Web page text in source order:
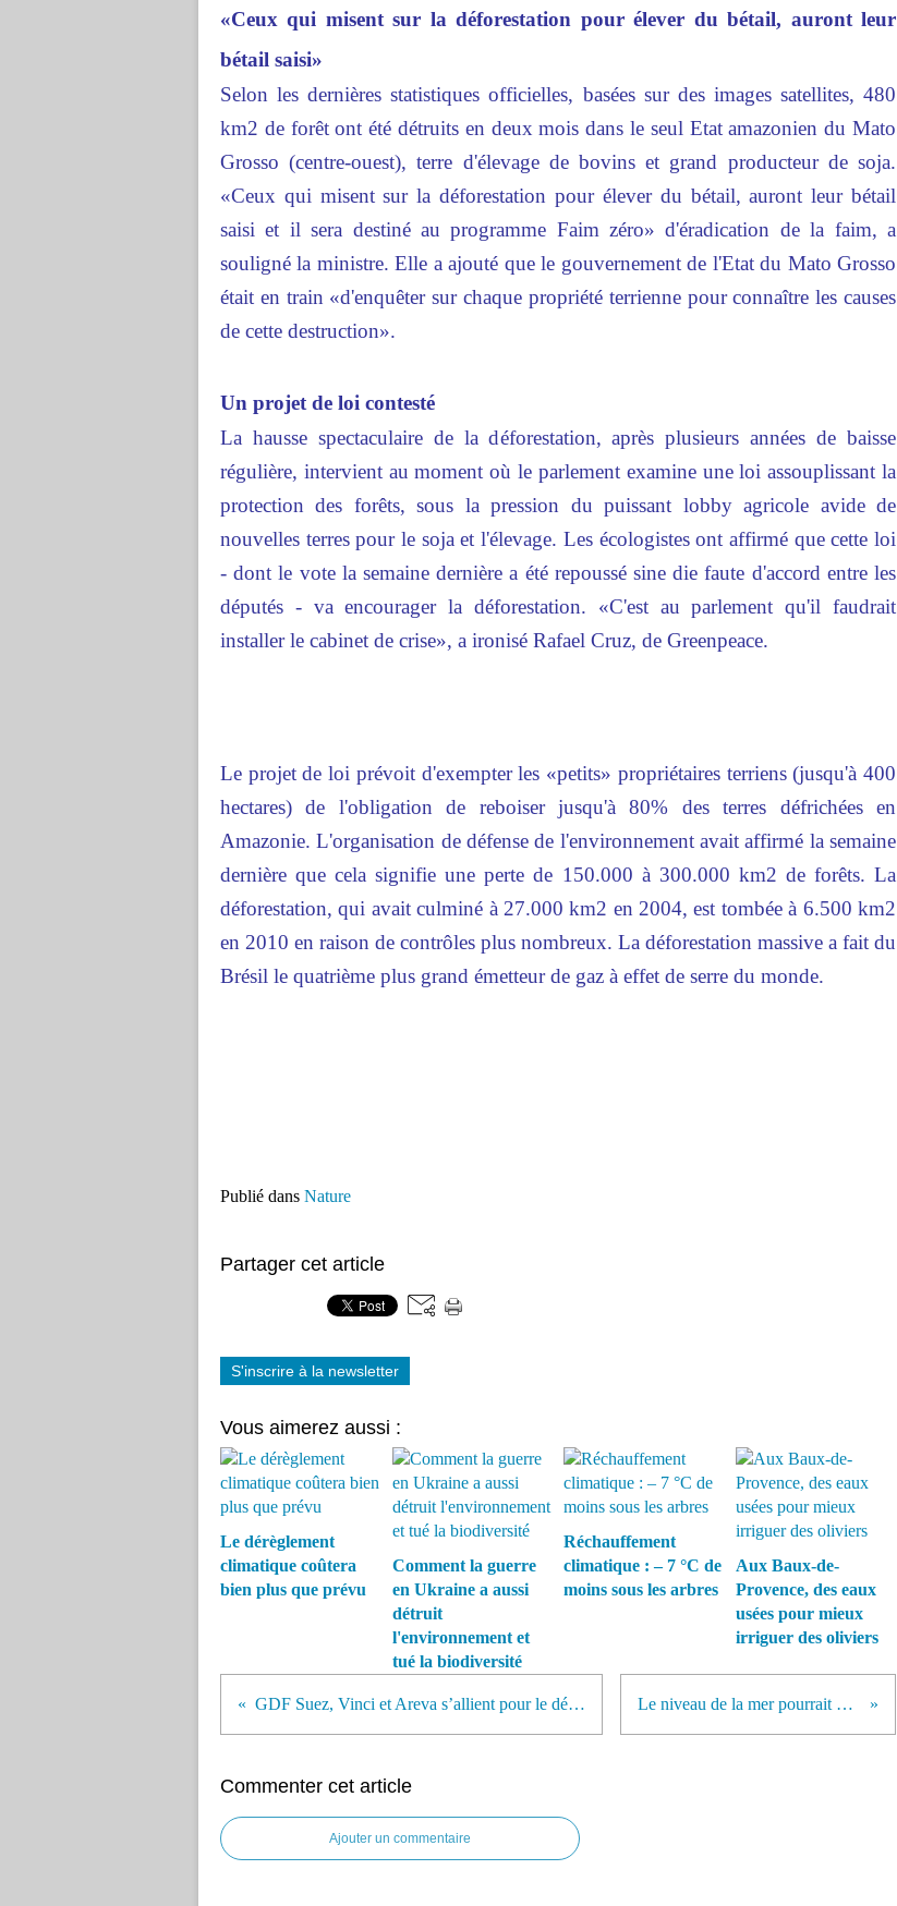
«Ceux qui misent sur la déforestation pour élever du bétail, auront leur
bétail saisi»
Selon les dernières statistiques officielles, basées sur des images satellites, 480
km2 de forêt ont été détruits en deux mois dans le seul Etat amazonien du Mato
Grosso (centre-ouest), terre d'élevage de bovins et grand producteur de soja.
«Ceux qui misent sur la déforestation pour élever du bétail, auront leur bétail
saisi et il sera destiné au programme Faim zéro» d'éradication de la faim, a
souligné la ministre. Elle a ajouté que le gouvernement de l'Etat du Mato Grosso
était en train «d'enquêter sur chaque propriété terrienne pour connaître les causes
de cette destruction».
Un projet de loi contesté
La hausse spectaculaire de la déforestation, après plusieurs années de baisse
régulière, intervient au moment où le parlement examine une loi assouplissant la
protection des forêts, sous la pression du puissant lobby agricole avide de
nouvelles terres pour le soja et l'élevage. Les écologistes ont affirmé que cette loi
- dont le vote la semaine dernière a été repoussé sine die faute d'accord entre les
députés - va encourager la déforestation. «C'est au parlement qu'il faudrait
installer le cabinet de crise», a ironisé Rafael Cruz, de Greenpeace.
Le projet de loi prévoit d'exempter les «petits» propriétaires terriens (jusqu'à 400
hectares) de l'obligation de reboiser jusqu'à 80% des terres défrichées en
Amazonie. L'organisation de défense de l'environnement avait affirmé la semaine
dernière que cela signifie une perte de 150.000 à 300.000 km2 de forêts. La
déforestation, qui avait culminé à 27.000 km2 en 2004, est tombée à 6.500 km2
en 2010 en raison de contrôles plus nombreux. La déforestation massive a fait du
Brésil le quatrième plus grand émetteur de gaz à effet de serre du monde.
Publié dans Nature
Partager cet article
S'inscrire à la newsletter
Vous aimerez aussi :
Le dérèglement
climatique coûtera
bien plus que prévu
Comment la guerre
en Ukraine a aussi
détruit
l'environnement et
tué la biodiversité
Réchauffement
climatique : – 7 °C de
moins sous les arbres
Aux Baux-de-
Provence, des eaux
usées pour mieux
irriguer des oliviers
GDF Suez, Vinci et Areva s’allient pour le développement de l'éolien off-shore en France Le niveau de la mer pourrait monter d'un mètre d'ici un siècle
Commenter cet article
Ajouter un commentaire